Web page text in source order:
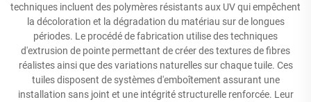
techniques incluent des polymères résistants aux UV qui empêchent
la décoloration et la dégradation du matériau sur de longues
périodes. Le procédé de fabrication utilise des techniques
d'extrusion de pointe permettant de créer des textures de fibres
réalistes ainsi que des variations naturelles sur chaque tuile. Ces
tuiles disposent de systèmes d'emboîtement assurant une
installation sans joint et une intégrité structurelle renforcée. Leur